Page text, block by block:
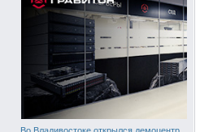
Во Владивостоке открылся демоцентр